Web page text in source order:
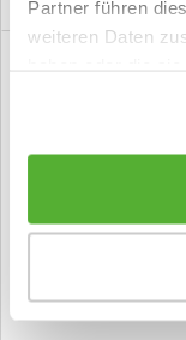
Partner führen
weiteren Daten